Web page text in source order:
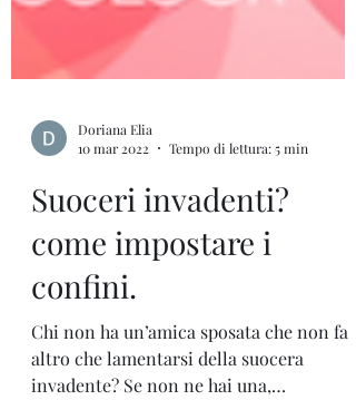
Doriana Elia
10 mar 2022
Tempo di lettura: 5 min
Suoceri invadenti?
come impostare i
confini.
Chi non ha un’amica sposata che non fa